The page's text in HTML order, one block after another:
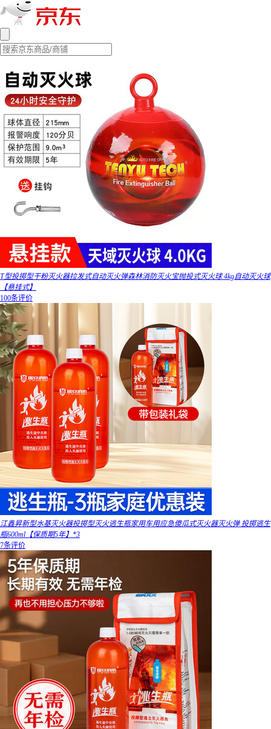
T型投掷型干粉灭火器拉发式自动灭火弹森林消防灭火宝抛投式灭火球 4kg自动灭火球
【悬挂式】
100条评价
江鑫昇新型水基灭火器投掷型灭火逃生瓶家用车用应急傻瓜式灭火器灭火弹 投掷逃生
瓶600ml【保质期5年】*3
7条评价